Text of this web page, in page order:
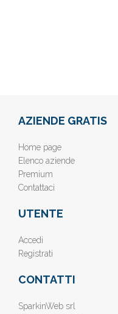
AZIENDE GRATIS
Home page
Elenco aziende
Premium
Contattaci
UTENTE
Accedi
Registrati
CONTATTI
SparkinWeb srl